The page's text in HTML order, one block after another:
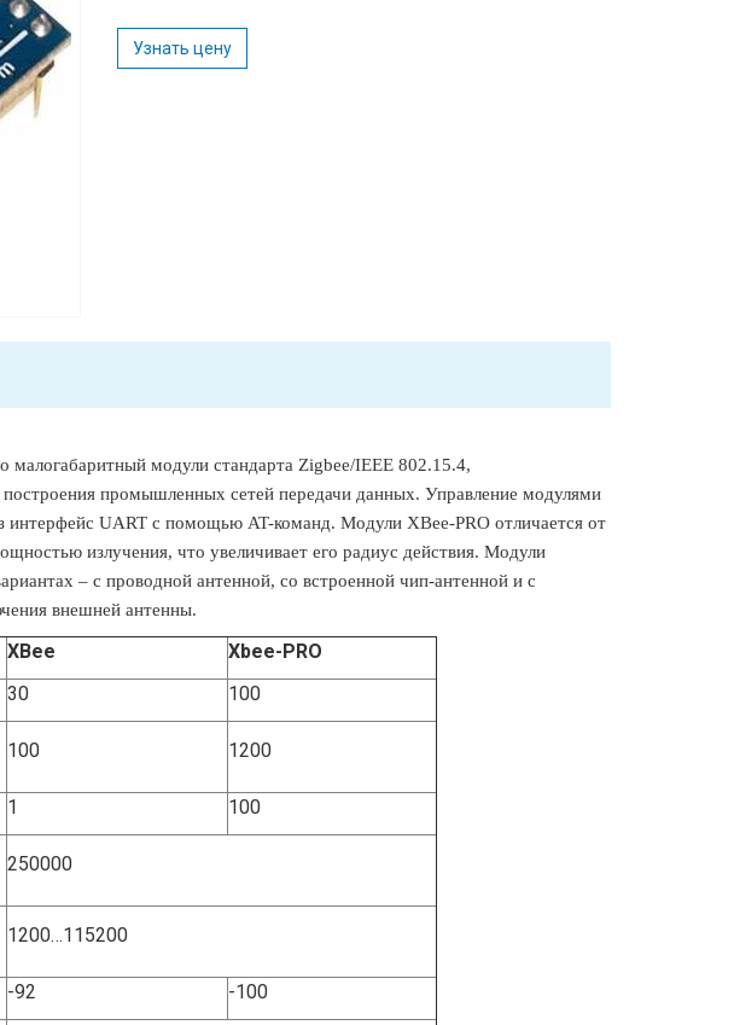
Узнать цену
малогабаритный модули стандарта Zigbee/IEEE 802.15.4,
построения промышленных сетей передачи данных. Управление модулями
интерфейс UART с помощью AT-команд. Модули XBee-PRO отличается от
излучения, что увеличивает его радиус действия. Модули
– с проводной антенной, со встроенной чип-антенной и с
внешней антенны.
XBee
Xbee-PRO
30
100
100 1200
1
100
250000
1200…115200
-92
-100